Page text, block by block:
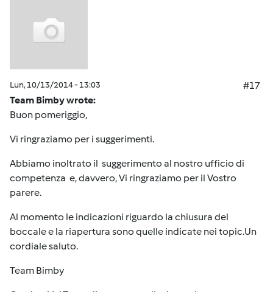
Lun, 10/13/2014 - 13:03
#17
Team Bimby wrote:
Buon pomeriggio,
Vi ringraziamo per i suggerimenti.
Abbiamo inoltrato il suggerimento al nostro ufficio di
competenza e, davvero, Vi ringraziamo per il Vostro
parere.
Al momento le indicazioni riguardo la chiusura del
boccale e la riapertura sono quelle indicate nei topic.Un
cordiale saluto.
Team Bimby